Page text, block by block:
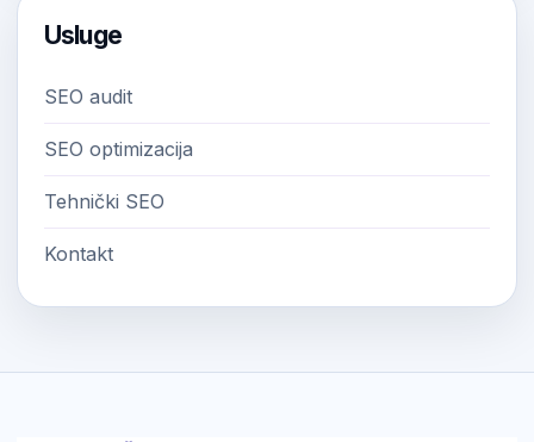
Usluge
SEO audit
SEO optimizacija
Tehnički SEO
Kontakt